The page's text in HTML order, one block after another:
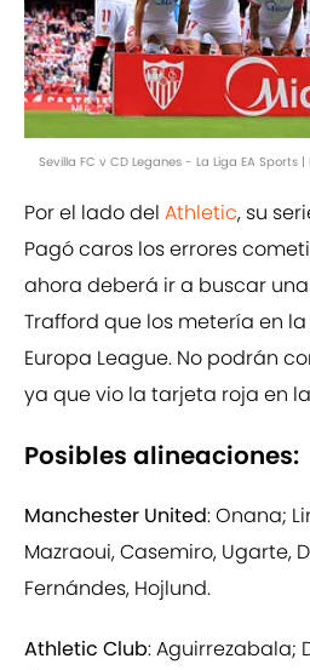
Sevilla FC v CD Leganes - La Liga EA
Por el lado del Athletic, su
Pagó caros los errores
ahora deberá ir a buscar
Trafford que los metería en
Europa League. No podrán
ya que vio la tarjeta roja en
Posibles alineaciones:
Manchester United: Onana;
Mazraoui, Casemiro, Ugarte,
Fernándes, Hojlund.
Athletic Club: Aguirrezabala;